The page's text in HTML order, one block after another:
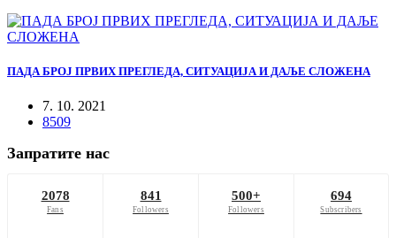
ПАДА БРОЈ ПРВИХ ПРЕГЛЕДА, СИТУАЦИЈА И ДАЉЕ СЛОЖЕНА
7. 10. 2021
8509
Запратите нас
2078
Fans
841
Followers
500+
Followers
694
Subscribers